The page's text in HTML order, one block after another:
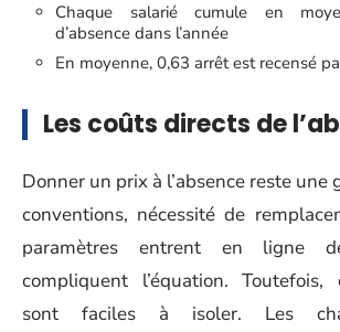
Chaque salarié cumule en
d’absence dans l’année
En moyenne, 0,63 arrêt est recensé
Les coûts directs de
Donner un prix à l’absence reste une
conventions, nécessité de
paramètres entrent en ligne
compliquent l’équation. Toutefois,
sont faciles à isoler. Les